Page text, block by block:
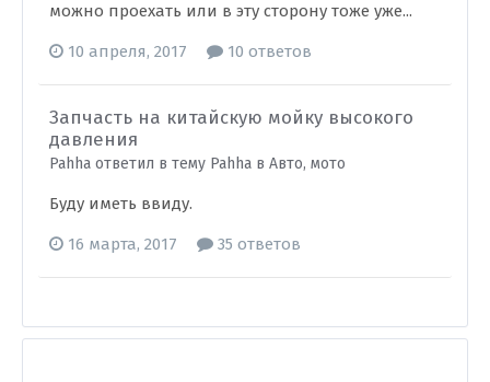
можно проехать или в эту сторону тоже уже...
10 апреля, 2017 10 ответов
Запчасть на китайскую мойку высокого
давления
Pahha ответил в тему Pahha в Авто, мото
Буду иметь ввиду.
16 марта, 2017 35 ответов